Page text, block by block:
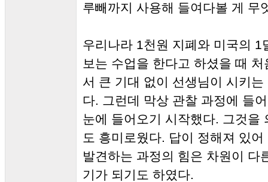
루빼까지 사용해 들여다볼 게 무
우리나라 1천원 지폐와 미국의
보는 수업을 한다고 하셨을 때
서 큰 기대 없이 선생님이 시키
다. 그런데 막상 관찰 과정에 들
눈에 들어오기 시작했다. 그것을
도 흥미로웠다. 답이 정해져 있
발견하는 과정의 힘은 차원이 다
기가 되기도 하였다.